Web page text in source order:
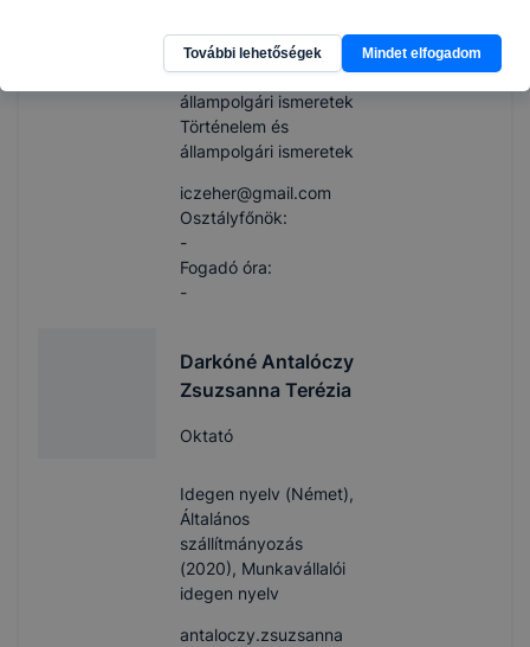
irodalom Történelem,
társadalmi és
állampolgári ismeretek
Történelem és
állampolgári ismeretek
iczeher​@gmail.com
Osztályfőnök:
-
Fogadó óra:
-
Darkóné Antalóczy
Zsuzsanna Terézia
Oktató
Idegen nyelv (Német),
Általános
szállítmányozás
(2020), Munkavállalói
idegen nyelv
antaloczy.zsuzsanna​
További lehetőségek Mindet elfogadom